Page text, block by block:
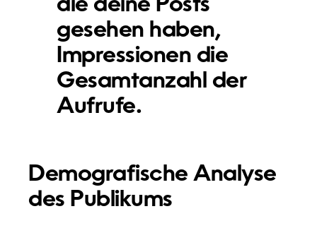
die deine Posts
gesehen haben,
Impressionen die
Gesamtanzahl der
Aufrufe.
Demografische Analyse
des Publikums